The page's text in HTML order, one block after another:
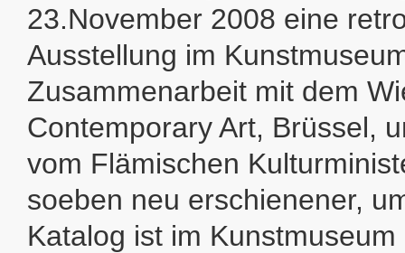
23.November 2008 eine
Ausstellung im
Zusammenarbeit mit dem
Contemporary Art, Brüssel,
vom Flämischen
soeben neu erschienener,
Katalog ist im Kunstmuseum